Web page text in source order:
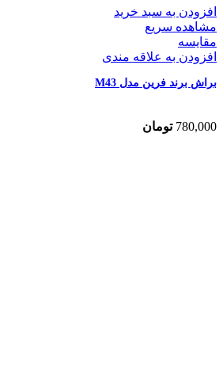
افزودن به سبد خرید
مشاهده سریع
مقایسه
افزودن به علاقه مندی
براش برند فرین مدل M43
780,000 تومان